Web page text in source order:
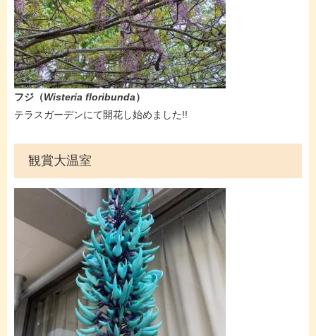
フジ（Wisteria floribunda）​
テラスガーデンにて開花し始めました!!
観賞大温室